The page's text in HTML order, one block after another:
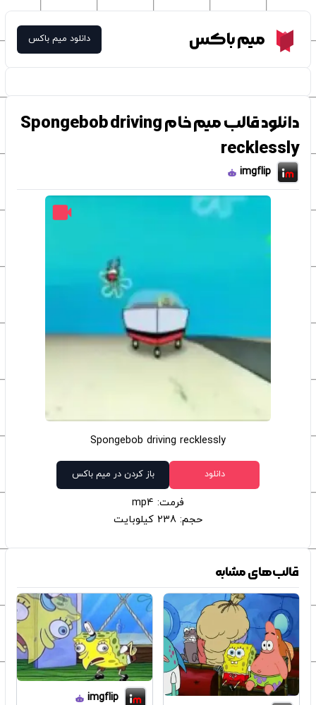
Meme Boxمیم باکس دانلود میم باکس
دانلود قالب میم خام Spongebob driving
recklessly
imgflip
Spongebob driving recklessly
دانلود باز کردن در میم باکس
فرمت: mp4
حجم: 238 کیلوبایت
قالب‌های مشابه
imgflip